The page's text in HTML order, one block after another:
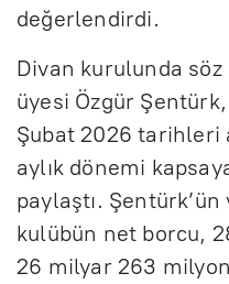
değerlendirdi.
Divan kurulunda
üyesi Özgür
Şubat 2026 tarihleri
aylık dönemi
paylaştı.
kulübün net borcu,
26 milyar 263